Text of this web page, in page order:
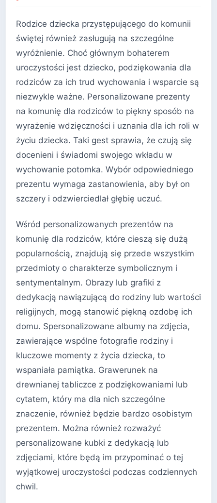
Rodzice dziecka przystępującego do komunii
świętej również zasługują na szczególne
wyróżnienie. Choć głównym bohaterem
uroczystości jest dziecko, podziękowania dla
rodziców za ich trud wychowania i wsparcie są
niezwykle ważne. Personalizowane prezenty
na komunię dla rodziców to piękny sposób na
wyrażenie wdzięczności i uznania dla ich roli w
życiu dziecka. Taki gest sprawia, że czują się
docenieni i świadomi swojego wkładu w
wychowanie potomka. Wybór odpowiedniego
prezentu wymaga zastanowienia, aby był on
szczery i odzwierciedlał głębię uczuć.
Wśród personalizowanych prezentów na
komunię dla rodziców, które cieszą się dużą
popularnością, znajdują się przede wszystkim
przedmioty o charakterze symbolicznym i
sentymentalnym. Obrazy lub grafiki z
dedykacją nawiązującą do rodziny lub wartości
religijnych, mogą stanowić piękną ozdobę ich
domu. Spersonalizowane albumy na zdjęcia,
zawierające wspólne fotografie rodziny i
kluczowe momenty z życia dziecka, to
wspaniała pamiątka. Grawerunek na
drewnianej tabliczce z podziękowaniami lub
cytatem, który ma dla nich szczególne
znaczenie, również będzie bardzo osobistym
prezentem. Można również rozważyć
personalizowane kubki z dedykacją lub
zdjęciami, które będą im przypominać o tej
wyjątkowej uroczystości podczas codziennych
chwil.